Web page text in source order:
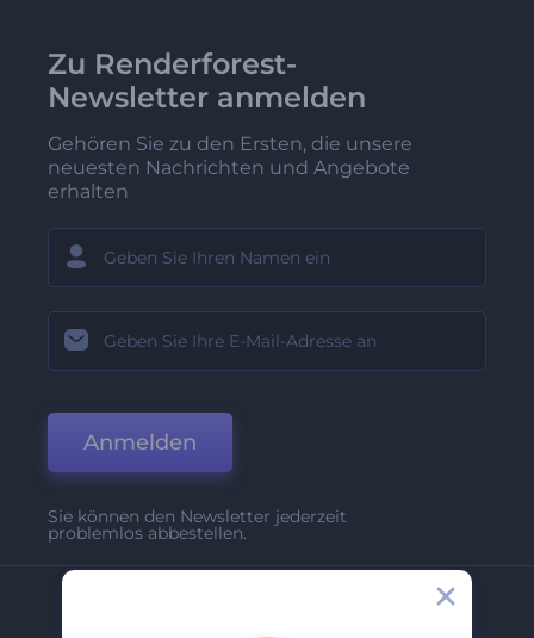
Zu Renderforest-
Newsletter anmelden
Gehören Sie zu den Ersten, die unsere
neuesten Nachrichten und Angebote
erhalten
Anmelden
Sie können den Newsletter jederzeit
problemlos abbestellen.